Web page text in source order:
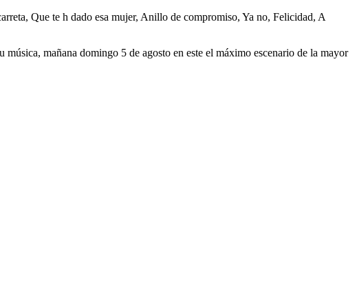
Que te h dado esa mujer, Anillo de compromiso, Ya no, Felicidad, A
mañana domingo 5 de agosto en este el máximo escenario de la mayor